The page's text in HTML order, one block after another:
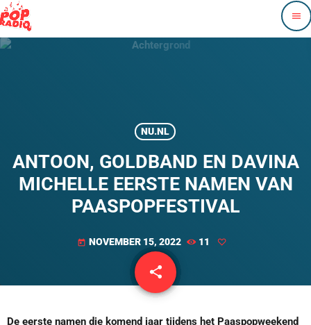
menu
NU.NL
ANTOON, GOLDBAND EN DAVINA
MICHELLE EERSTE NAMEN VAN
PAASPOPFESTIVAL
today NOVEMBER 15, 2022 11
share
email
De eerste namen die komend jaar tijdens het Paaspopweekend